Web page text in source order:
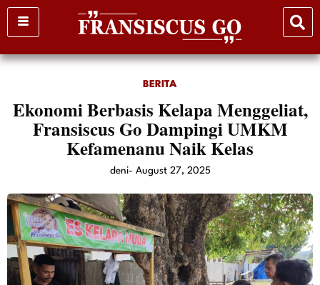
Skip
to
BERITA
Ekonomi Berbasis Kelapa Menggeliat,
Fransiscus Go Dampingi UMKM
Kefamenanu Naik Kelas
deni- August 27, 2025